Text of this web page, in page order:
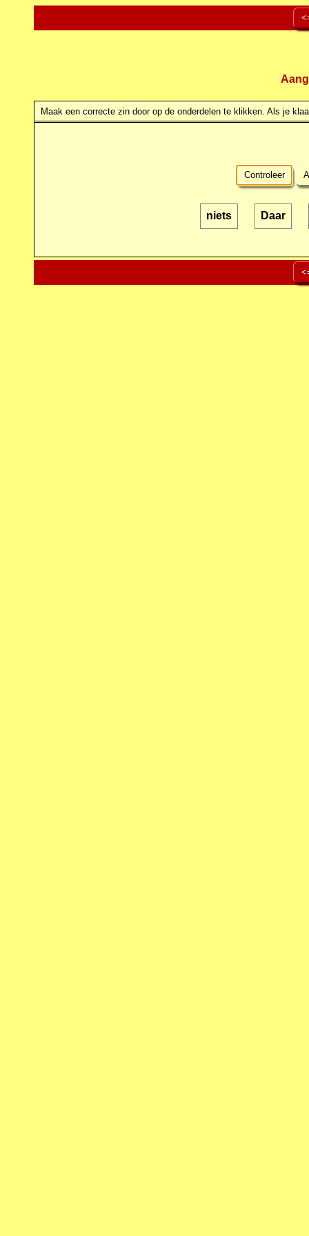
Maak een correcte zin door op de onderdelen te klikken. Als je
Controleer
niets Daar